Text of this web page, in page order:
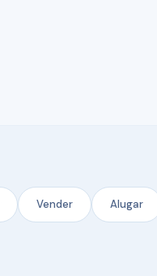
Vender Alugar